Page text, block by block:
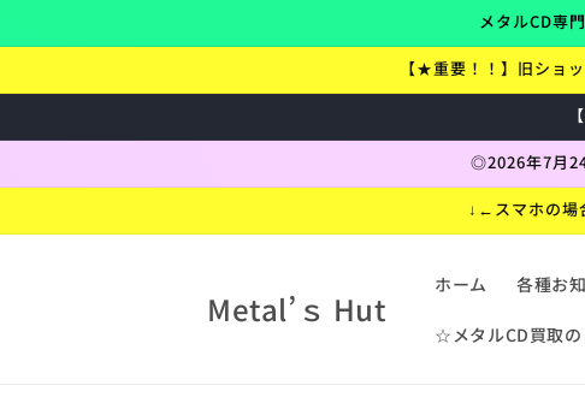
進む
メタルCD専
【★重要！！】旧ショ
◎2026年7月
↓←スマホの場
Metal’ｓ Hut
ホーム 各種お
☆メタルCD買取